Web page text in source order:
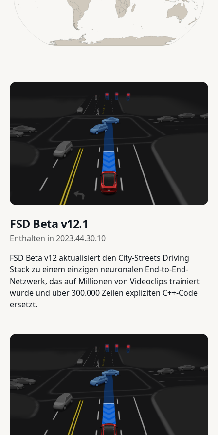
FSD Beta v12.1
Enthalten in 2023.44.30.10
FSD Beta v12 aktualisiert den City-Streets Driving
Stack zu einem einzigen neuronalen End-to-End-
Netzwerk, das auf Millionen von Videoclips trainiert
wurde und über 300.000 Zeilen expliziten C++-Code
ersetzt.